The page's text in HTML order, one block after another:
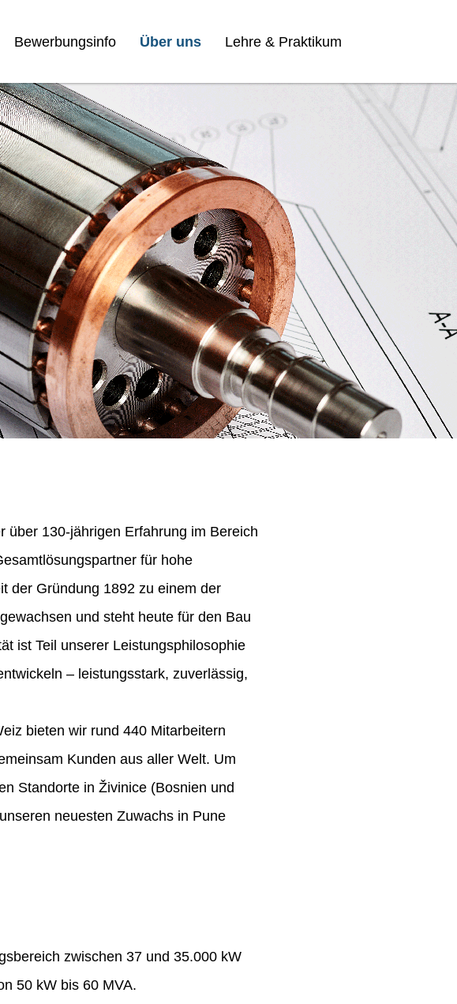
Bewerbungsinfo Über uns Lehre & Praktikum
über 130-jährigen Erfahrung im Bereich
für hohe
der Gründung 1892 zu einem der
und steht heute für den Bau
ist Teil unserer Leistungsphilosophie
– leistungsstark, zuverlässig,
bieten wir rund 440 Mitarbeitern
Kunden aus aller Welt. Um
Standorte in Živinice (Bosnien und
neuesten Zuwachs in Pune
zwischen 37 und 35.000 kW
50 kW bis 60 MVA.